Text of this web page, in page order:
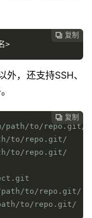
 复制
>
，还支持SSH、
 复制
path/to/repo.git/
to/repo.git/
to/repo.git/
path/to/repo.git/
to/repo.git/